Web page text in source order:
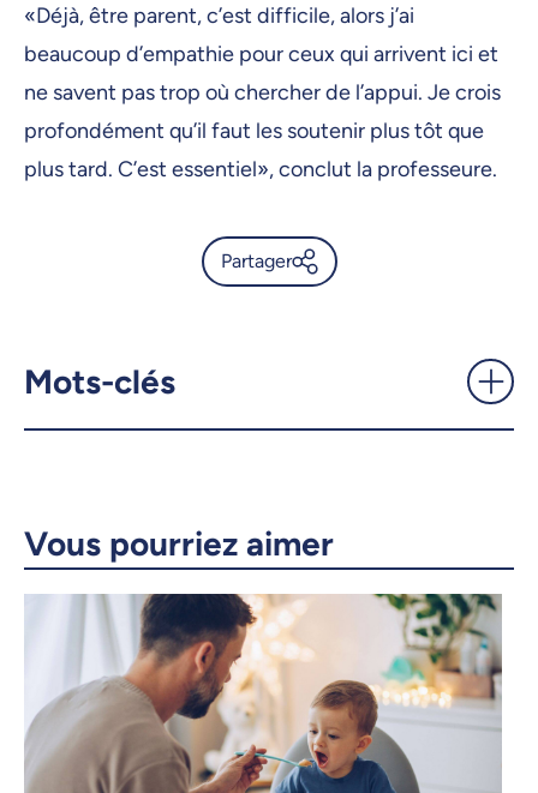
«Déjà, être parent, c’est difficile, alors j’ai
beaucoup d’empathie pour ceux qui arrivent ici et
ne savent pas trop où chercher de l’appui. Je crois
profondément qu’il faut les soutenir plus tôt que
plus tard. C’est essentiel», conclut la professeure.
Partager
Copier le lien
Mots-clés
Vous pourriez aimer